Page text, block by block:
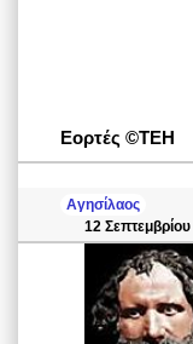
Εορτές ©ΤΕΗ
Αγησίλαος
12 Σεπτεμβρίου